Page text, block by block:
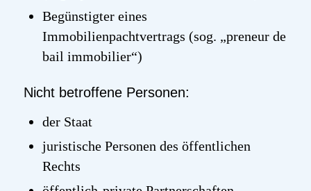
Begünstigter eines
Immobilienpachtvertrags (sog. „preneurde
bail immobilier“)
Nicht betroffene Personen:
der Staat
juristische Personen des öffentlichen
Rechts